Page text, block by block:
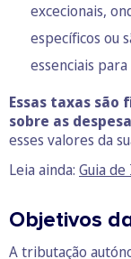
excecionais,
específicos ou
essenciais
Essas taxas
sobre as
esses valores da
Leia ainda: Guia
Objetivos
A tributação